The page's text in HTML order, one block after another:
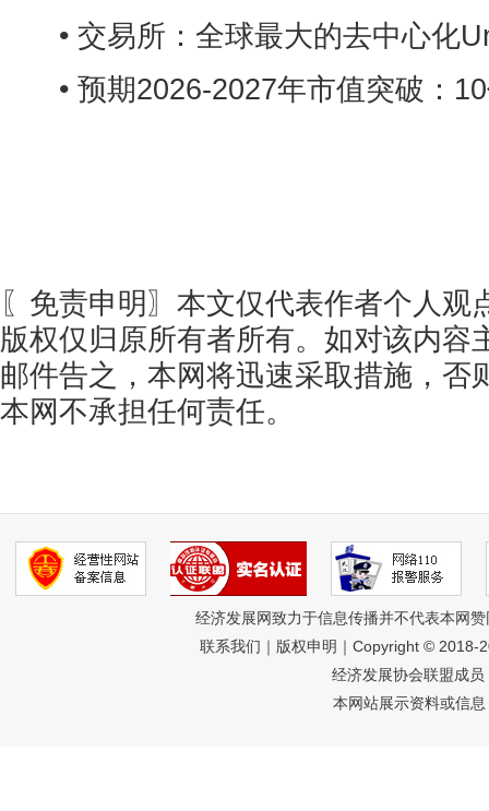
• 交易所：全球最大的去中心化
• 预期2026-2027年市值突破：10
〖免责申明〗本文仅代表作者个人观
版权仅归原所有者所有。如对该内容
邮件告之，本网将迅速采取措施，否
本网不承担任何责任。
经济发展网致力于信息传播并不代表本网
联系我们 ｜ 版权申明 ｜Copyright © 2018-
经济发展协会联盟成
本网站展示资料或信